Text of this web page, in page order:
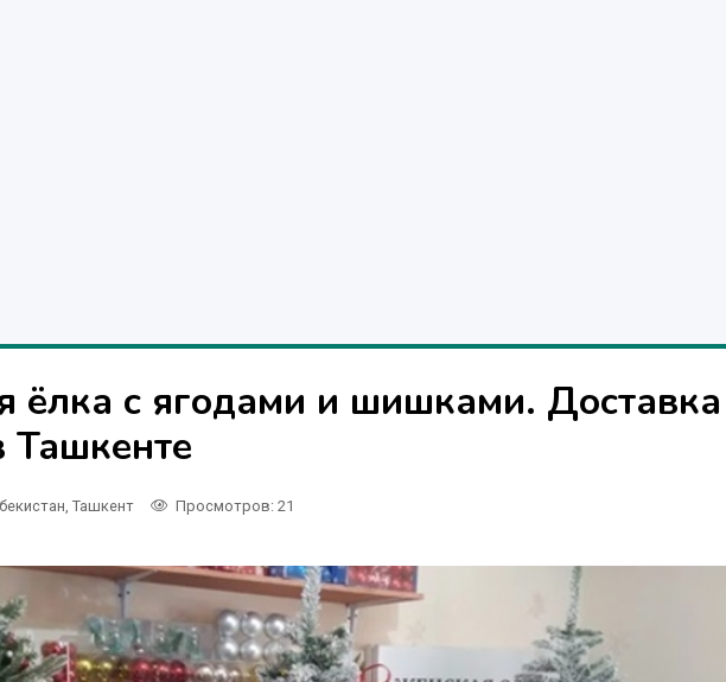
ёлка с ягодами и шишками. Доставка
Ташкенте
Ташкент Просмотров: 21